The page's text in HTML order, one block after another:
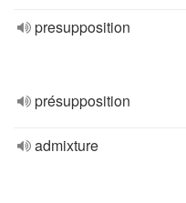
presupposition
présupposition
admixture